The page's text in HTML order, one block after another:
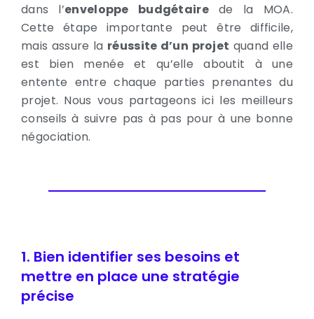
dans l’enveloppe budgétairede la MOA.
Cette étape importante peut être difficile,
mais assure la réussite d’un projet quand elle
est bien menée et qu’elle aboutit à une
entente entre chaque parties prenantes du
projet. Nous vous partageons ici les meilleurs
conseils à suivre pas à pas pour à une bonne
négociation.
1. Bien identifier ses besoins et
mettre en place une stratégie
précise